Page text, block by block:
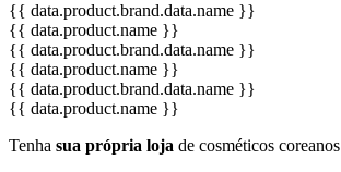
{{ data.product.brand.data.name }}
{{ data.product.name }}
{{ data.product.brand.data.name }}
{{ data.product.name }}
{{ data.product.brand.data.name }}
{{ data.product.name }}
Tenha sua própria loja de cosméticos coreanos